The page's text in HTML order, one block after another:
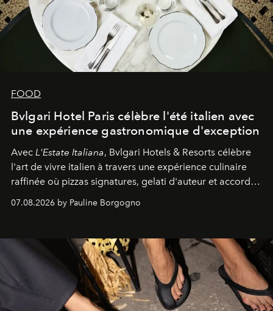
FOOD
Bvlgari Hotel Paris célèbre l'été italien avec
une expérience gastronomique d'exception
Avec L'Estate Italiana, Bvlgari Hotels & Resorts célèbre
l'art de vivre italien à travers une expérience culinaire
raffinée où pizzas signatures, gelati d'auteur et accords
d'exception composent un véritable voyage sensoriel.
07.08.2026 by Pauline Borgogno